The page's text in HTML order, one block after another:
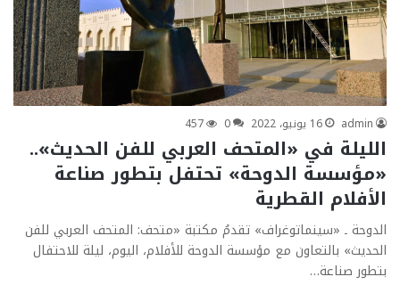
admin 16 يونيو، 2022 0
457
الليلة في «المتحف العربي للفن الحديث»..
«مؤسسة الدوحة» تحتفل بتطور صناعة
الأفلام القطرية
الدوحة ـ «سينماتوغراف» تقدمُ مكتبة «متحف: المتحف العربي للفن
الحديث» بالتعاون مع مؤسسة الدوحة للأفلام، اليوم، ليلة للاحتفال
بتطور صناعة…